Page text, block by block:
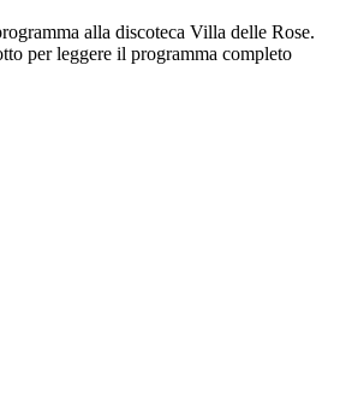
alla discoteca Villa delle Rose.
per leggere il programma completo